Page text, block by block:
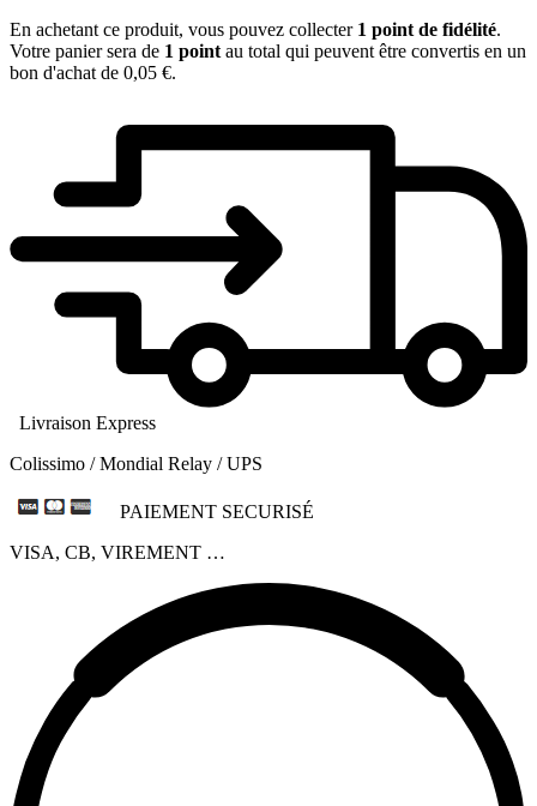
En achetant ce produit, vous pouvez collecter 1 point de fidélité.
Votre panier sera de 1 point au total qui peuvent être convertis en un
bon d'achat de 0,05 €.
Livraison Express
Colissimo / Mondial Relay / UPS
PAIEMENT SECURISÉ
VISA, CB, VIREMENT …